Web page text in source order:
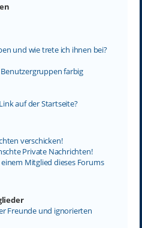
und wie trete ich ihnen bei?
farbig
auf der Startseite?
verschicken!
Private Nachrichten!
Mitglied dieses Forums
Freunde und ignorierten